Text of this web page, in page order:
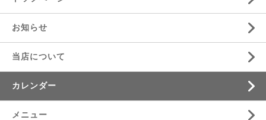
お知らせ
当店について
カレンダー
メニュー